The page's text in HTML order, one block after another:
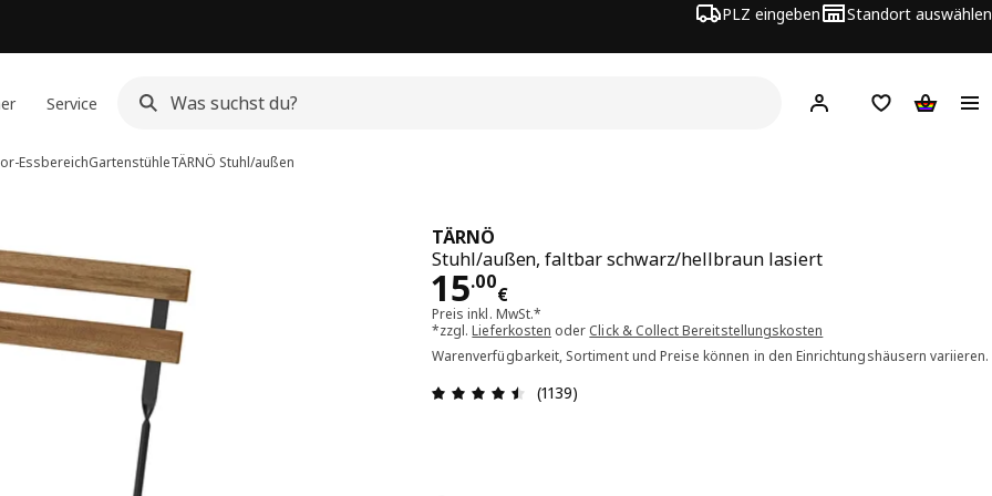
PLZ eingeben Standort auswählen
Service Hej! Hier einloggen
Merkzettel
EssbereichGartenstühleTÄRNÖ Stuhl/außen
TÄRNÖ
Stuhl/außen, faltbar schwarz/hellbraun lasiert
15.00
€
Preis 15.00€
Preis inkl. MwSt.*
*zzgl.Lieferkosten oder Click & Collect Bereitstellungskosten
Warenverfügbarkeit, Sortiment und Preise können in den Einrichtungshäusern variieren.
Bewertung: 4.5 von 5 Sterne Alle Bewertungen: 1139
(1139)